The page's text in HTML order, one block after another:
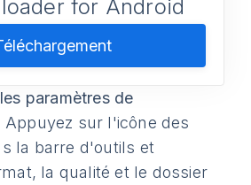
for Android
paramètres de
Appuyez sur l'icône des
la barre d'outils et
la qualité et le dossier